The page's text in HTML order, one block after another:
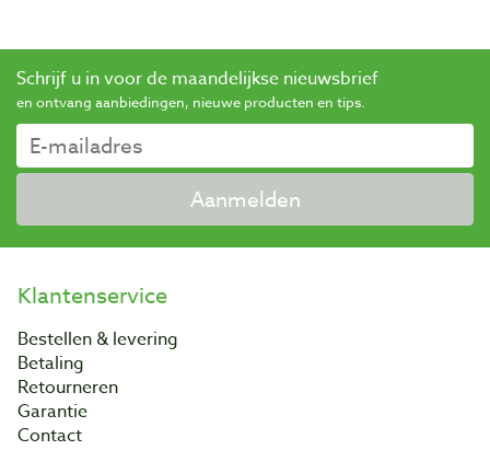
Schrijf u in voor de maandelijkse nieuwsbrief
en ontvang aanbiedingen, nieuwe producten en tips.
Aanmelden
Klantenservice
Bestellen & levering
Betaling
Retourneren
Garantie
Contact